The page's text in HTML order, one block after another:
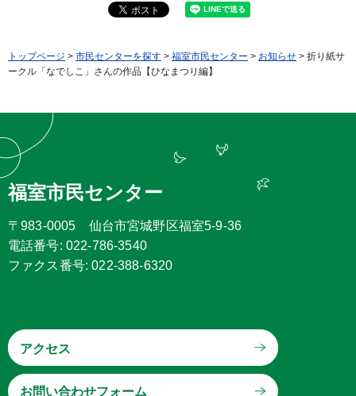
トップページ > 市民センターを探す > 福室市民センター > お知らせ > 折り紙サ
ークル「なでしこ」さんの作品【ひなまつり編】
福室市民センター
〒983-0005 仙台市宮城野区福室5-9-36
電話番号: 022-786-3540
ファクス番号: 022-388-6320
アクセス